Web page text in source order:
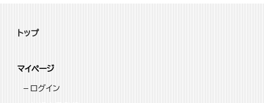
トップ
マイページ
ログイン